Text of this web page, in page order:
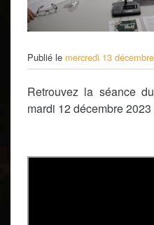
Publié le mercredi 13
Retrouvez la séance
mardi 12 décembre